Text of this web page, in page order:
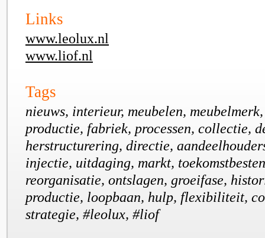
Links
www.leolux.nl
www.liof.nl
Tags
nieuws, interieur, meubelen,
productie, fabriek, processen, collectie,
herstructurering, directie,
injectie, uitdaging, markt,
reorganisatie, ontslagen, groeifase,
productie, loopbaan, hulp, flexibiliteit,
strategie, #leolux, #liof